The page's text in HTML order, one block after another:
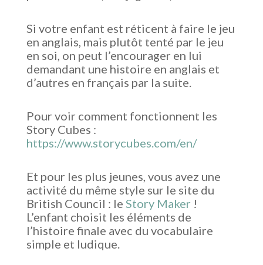
Si votre enfant est réticent à faire le jeu
en anglais, mais plutôt tenté par le jeu
en soi, on peut l’encourager en lui
demandant une histoire en anglais et
d’autres en français par la suite.
Pour voir comment fonctionnent les
Story Cubes :
https://www.storycubes.com/en/
Et pour les plus jeunes, vous avez une
activité du même style sur le site du
British Council : le Story Maker !
L’enfant choisit les éléments de
l’histoire finale avec du vocabulaire
simple et ludique.